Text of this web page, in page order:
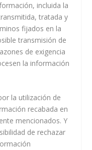
incluida la
tratada y
fijados en la
transmisión de
de exigencia
la información
la utilización de
recabada en
mencionados. Y
de rechazar